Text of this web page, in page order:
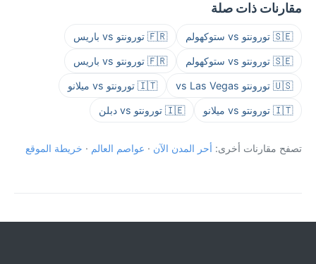
مقارنات ذات صلة
🇸🇪 تورونتو vs ستوكهولم 🇫🇷 تورونتو vs باريس
🇸🇪 تورونتو vs ستوكهولم 🇫🇷 تورونتو vs باريس
🇺🇸 تورونتو vs Las Vegas 🇮🇹 تورونتو vs ميلانو
🇮🇹 تورونتو vs ميلانو 🇮🇪 تورونتو vs دبلن
تصفح مقارنات أخرى: أحر المدن الآن · عواصم العالم · خريطة الموقع